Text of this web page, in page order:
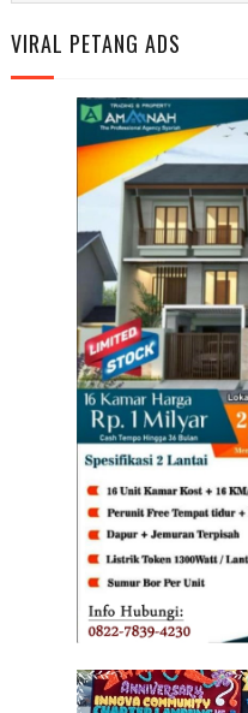
VIRAL PETANG ADS